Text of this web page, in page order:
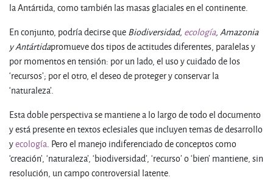
la Antártida, como también las masas glaciales en el continente.
En conjunto, podría decirse queBiodiversidad, ecología, Amazonia
y Antártidapromueve dos tipos de actitudes diferentes, paralelas y
por momentos en tensión: por un lado, el uso y cuidado de los
‘recursos’; por el otro, el deseo de proteger y conservar la
‘naturaleza’.
Esta doble perspectiva se mantiene a lo largo de todo el documento
y está presente en textos eclesiales que incluyen temas de desarrollo
yecología. Pero el manejo indiferenciado de conceptos como
‘creación’, ‘naturaleza’, ‘biodiversidad’, ‘recurso’ o ‘bien’ mantiene, sin
resolución, un campo controversial latente.